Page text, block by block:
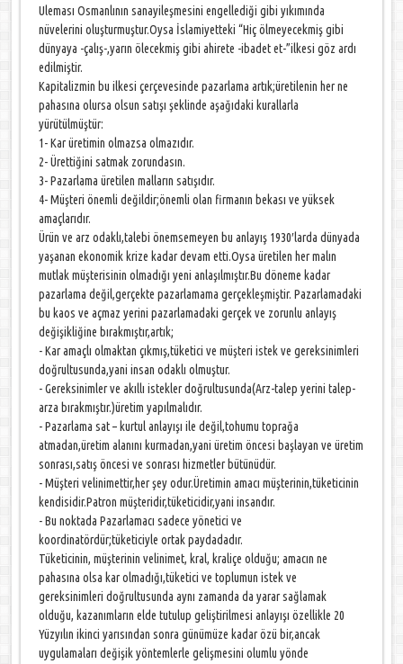
Uleması Osmanlının sanayileşmesini engellediği gibi yıkımında
nüvelerini oluşturmuştur.Oysa İslamiyetteki “Hiç ölmeyecekmiş gibi
dünyaya -çalış-,yarın ölecekmiş gibi ahirete -ibadet et-”ilkesi göz ardı
edilmiştir.
Kapitalizmin bu ilkesi çerçevesinde pazarlama artık;üretilenin her ne
pahasına olursa olsun satışı şeklinde aşağıdaki kurallarla
yürütülmüştür:
1- Kar üretimin olmazsa olmazıdır.
2- Ürettiğini satmak zorundasın.
3- Pazarlama üretilen malların satışıdır.
4- Müşteri önemli değildir;önemli olan firmanın bekası ve yüksek
amaçlarıdır.
Ürün ve arz odaklı,talebi önemsemeyen bu anlayış 1930′larda dünyada
yaşanan ekonomik krize kadar devam etti.Oysa üretilen her malın
mutlak müşterisinin olmadığı yeni anlaşılmıştır.Bu döneme kadar
pazarlama değil,gerçekte pazarlamama gerçekleşmiştir. Pazarlamadaki
bu kaos ve açmaz yerini pazarlamadaki gerçek ve zorunlu anlayış
değişikliğine bırakmıştır,artık;
- Kar amaçlı olmaktan çıkmış,tüketici ve müşteri istek ve gereksinimleri
doğrultusunda,yani insan odaklı olmuştur.
- Gereksinimler ve akıllı istekler doğrultusunda(Arz-talep yerini talep-
arza bırakmıştır.)üretim yapılmalıdır.
- Pazarlama sat – kurtul anlayışı ile değil,tohumu toprağa
atmadan,üretim alanını kurmadan,yani üretim öncesi başlayan ve üretim
sonrası,satış öncesi ve sonrası hizmetler bütünüdür.
- Müşteri velinimettir,her şey odur.Üretimin amacı müşterinin,tüketicinin
kendisidir.Patron müşteridir,tüketicidir,yani insandır.
- Bu noktada Pazarlamacı sadece yönetici ve
koordinatördür;tüketiciyle ortak paydadadır.
Tüketicinin, müşterinin velinimet, kral, kraliçe olduğu; amacın ne
pahasına olsa kar olmadığı,tüketici ve toplumun istek ve
gereksinimleri doğrultusunda aynı zamanda da yarar sağlamak
olduğu, kazanımların elde tutulup geliştirilmesi anlayışı özellikle 20
Yüzyılın ikinci yarısından sonra günümüze kadar özü bir,ancak
uygulamaları değişik yöntemlerle gelişmesini olumlu yönde